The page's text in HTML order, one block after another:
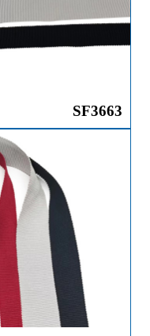
SF3663